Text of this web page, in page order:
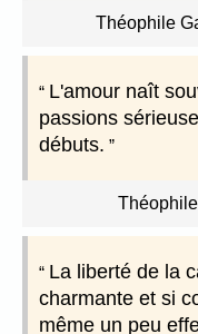
Théophile
L'amour naît
passions
débuts.
La liberté de la
charmante et si
même un peu